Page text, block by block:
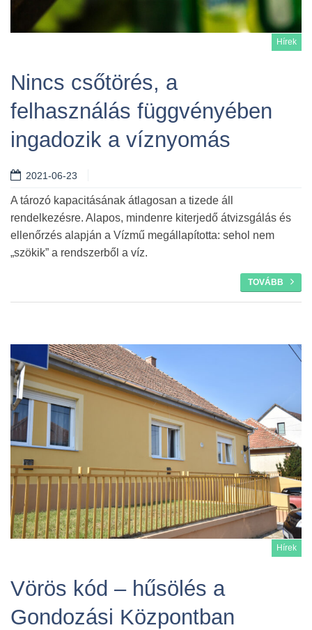
Hírek
Tovább
Nincs csőtörés, a
felhasználás függvényében
ingadozik a víznyomás
2021-06-23
A tározó kapacitásának átlagosan a tizede áll
rendelkezésre. Alapos, mindenre kiterjedő átvizsgálás és
ellenőrzés alapján a Vízmű megállapította: sehol nem
„szökik” a rendszerből a víz.
TOVÁBB
Hírek
Vörös kód – hűsölés a
Gondozási Központban